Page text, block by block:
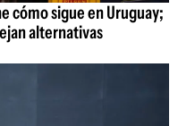
cómo sigue en Uruguay;
alternativas